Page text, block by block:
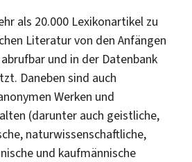
als 20.000 Lexikonartikel zu
Literatur von den Anfängen
und in der Datenbank
Daneben sind auch
Werken und
(darunter auch geistliche,
naturwissenschaftliche,
und kaufmännische